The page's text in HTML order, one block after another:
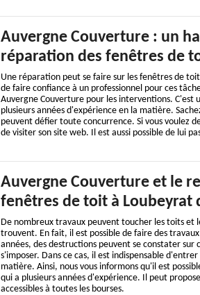
Auvergne Couverture : un
réparation des fenêtres de
Une réparation peut se faire sur les fenêtres de
de faire confiance à un professionnel pour ces
Auvergne Couverture pour les interventions. C'est
plusieurs années d'expérience en la matière.
peuvent défier toute concurrence. Si vous voulez
de visiter son site web. Il est aussi possible de lui
Auvergne Couverture et le
fenêtres de toit à Loubeyrat
De nombreux travaux peuvent toucher les toits et
trouvent. En fait, il est possible de faire des
années, des destructions peuvent se constater
s'imposer. Dans ce cas, il est indispensable
matière. Ainsi, nous vous informons qu'il est
qui a plusieurs années d'expérience. Il peut
accessibles à toutes les bourses.